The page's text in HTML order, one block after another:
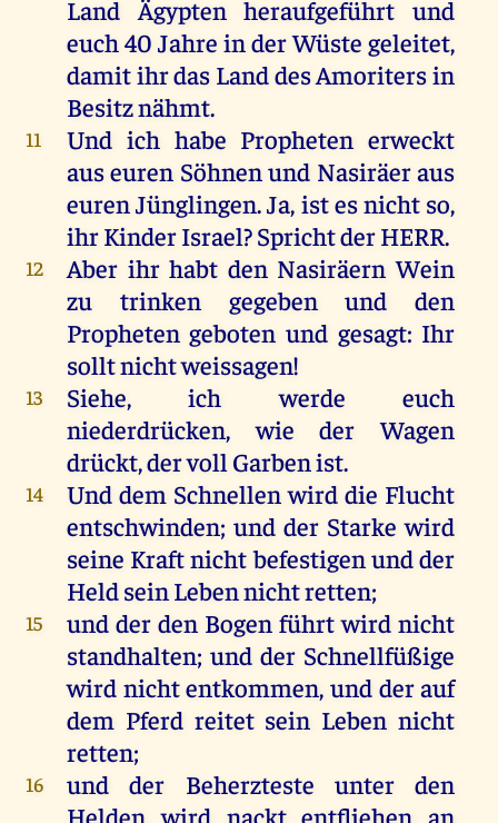
Land Ägypten heraufgeführt und
euch40 Jahre inderWüste geleitet,
damitihrdas LanddesAmoritersin
Besitznähmt.
11 Und ich habe Propheten erweckt
auseuren Söhnenund Nasiräeraus
eurenJünglingen.Ja, istesnicht so,
ihrKinderIsrael?SprichtderHERR.
12 Aber ihr habt denNasiräernWein
zu
trinken gegeben und
den
Propheten geboten und gesagt: Ihr
solltnichtweissagen!
13 Siehe,ich werde
euch
niederdrücken,wie der
Wagen
drückt,dervoll Garbenist.
14 Und dem Schnellen wird die Flucht
entschwinden; und der Starke wird
seine Kraftnichtbefestigenundder
HeldseinLebennichtretten;
15 und der den Bogen führt wird nicht
standhalten; und der Schnellfüßige
wird nichtentkommen, und derauf
dem Pferd reitet sein Leben nicht
retten;
16 und der Beherzteste unter
den
Helden wird nackt entfliehen an